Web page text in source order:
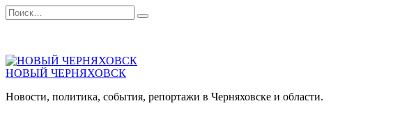
Перейти
к
Search
for:
НОВЫЙ ЧЕРНЯХОВСК
Новости, политика, события, репортажи в Черняховске и области.